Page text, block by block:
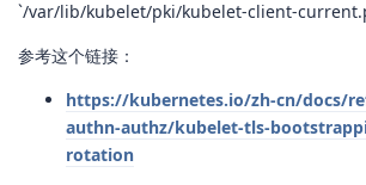
`/var/lib/kubelet/pki/kubelet-client-
参考这个链接：
https://kubernetes.io/zh-cn/docs/
authn-authz/kubelet-tls-
rotation